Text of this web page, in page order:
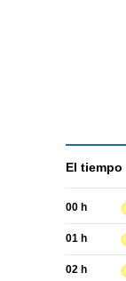
El tiempo
00 h
01 h
02 h